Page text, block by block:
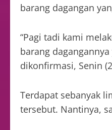
barang dagangan
“Pagi tadi kami
barang
dikonfirmasi, Senin
Terdapat sebanyak
tersebut. Nantinya,